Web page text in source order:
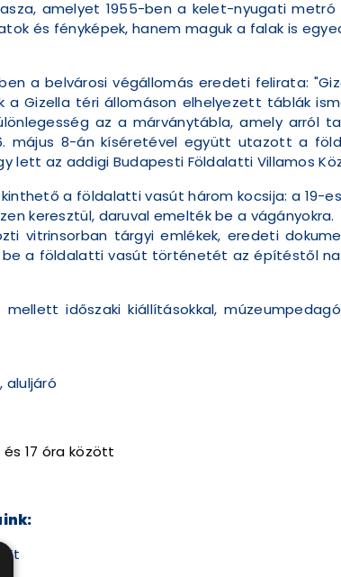
amelyet 1955-ben a kelet-nyugati
és fényképek, hanem maguk a falak is
a belvárosi végállomás eredeti felirata:
a Gizella téri állomáson elhelyezett táblák
az a márványtábla, amely arról
május 8-án kíséretével együtt utazott a
lett az addigi Budapesti Földalatti Villamos
a földalatti vasút három kocsija: a 19-
keresztül, daruval emelték be a vágányokra.
vitrinsorban tárgyi emlékek, eredeti
a földalatti vasút történetét az építéstől
időszaki kiállításokkal,
aluljáró
17 óra között
Ft